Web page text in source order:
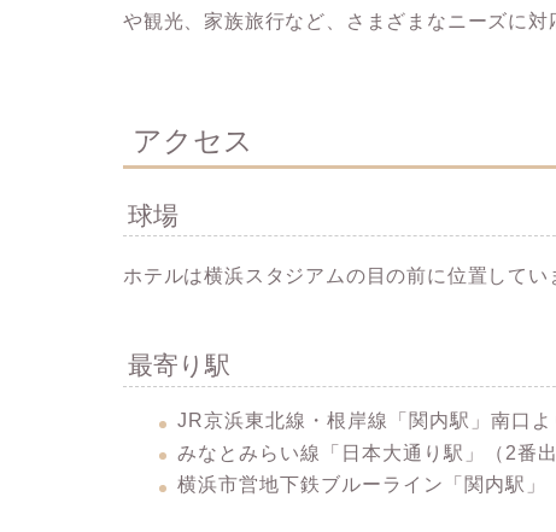
や観光、家族旅行など、
さまざまなニーズに対
アクセス
球場
ホテルは横浜スタジアムの目の前に位置してい
最寄り駅
JR京浜東北線・根岸線 「関内駅」 南口よ
みなとみらい線
「日本大通り駅」 （2番
横浜市営地下鉄ブルーライン
「関内駅」